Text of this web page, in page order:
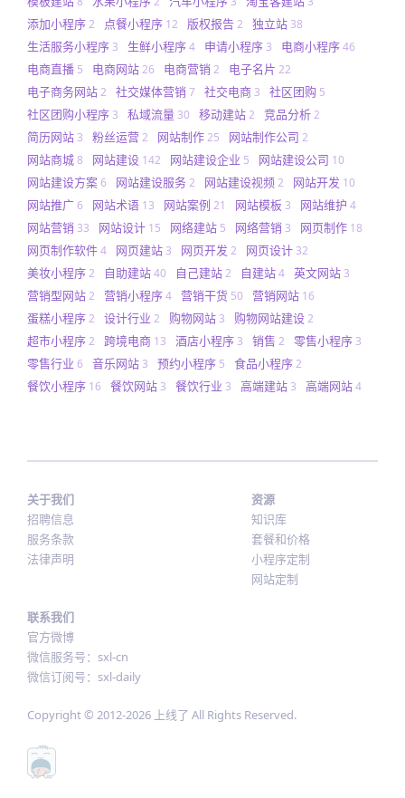
添加小程序2 点餐小程序 12 版权报告2 独立站 38
生活服务小程序 3 生鲜小程序4 申请小程序 3 电商小程序46
电商直播 5 电商网站26 电商营销 2 电子名片 22
电子商务网站2 社交媒体营销 7 社交电商 3 社区团购 5
社区团购小程序 3 私域流量 30 移动建站2 竞品分析2
简历网站 3 粉丝运营2 网站制作25 网站制作公司 2
网站商城8 网站建设 142 网站建设企业 5 网站建设公司 10
网站建设方案6 网站建设服务2 网站建设视频2 网站开发 10
网站推广6 网站术语 13 网站案例 21 网站模板 3 网站维护 4
网站营销 33 网站设计 15 网络建站 5 网络营销 3 网页制作 18
网页制作软件4 网页建站 3 网页开发 2 网页设计 32
美妆小程序2 自助建站40 自己建站2 自建站4 英文网站 3
营销型网站2 营销小程序4 营销干货 50 营销网站 16
蛋糕小程序2 设计行业 2 购物网站 3 购物网站建设2
超市小程序2 跨境电商 13 酒店小程序 3 销售 2 零售小程序 3
零售行业 6 音乐网站 3 预约小程序 5 食品小程序2
餐饮小程序 16 餐饮网站 3 餐饮行业 3 高端建站 3 高端网站4
关于我们
招聘信息
服务条款
法律声明
资源
知识库
套餐和价格
小程序定制
网站定制
联系我们
官方微博
微信服务号：sxl-cn
微信订阅号：sxl-daily
Copyright © 2012-2026 上线了 All Rights Reserved.